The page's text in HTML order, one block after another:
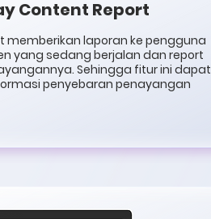
Content Report
memberikan laporan ke pengguna
yang sedang berjalan dan report
Sehingga fitur ini dapat
penyebaran penayangan